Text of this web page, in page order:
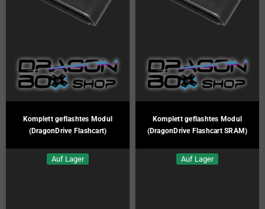
Komplett geflashtes Modul
(DragonDrive Flashcart)
Auf Lager
Komplett geflashtes Modul
(DragonDrive Flashcart SRAM)
Auf Lager